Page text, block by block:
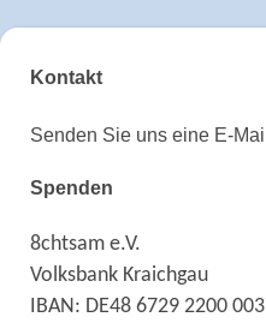
Kontakt
Senden Sie uns eine E-
Spenden
8chtsam e.V.
Volksbank Kraichgau
IBAN: DE48 6729 2200